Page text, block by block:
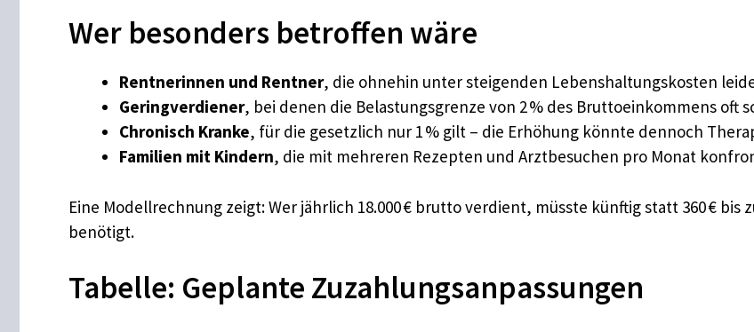
Wer besonders betroffen wäre
Rentnerinnen und Rentner, die ohnehin unter steigenden Lebenshaltungskosten
Geringverdiener, bei denen die Belastungsgrenze von 2 % des Bruttoeinkommens oft
Chronisch Kranke, für die gesetzlich nur 1 % gilt – die Erhöhung könnte dennoch
Familien mit Kindern, die mit mehreren Rezepten und Arztbesuchen pro Monat
Eine Modellrechnung zeigt: Wer jährlich 18.000 € brutto verdient, müsste künftig statt 360 €
benötigt.
Tabelle: Geplante Zuzahlungsanpassungen